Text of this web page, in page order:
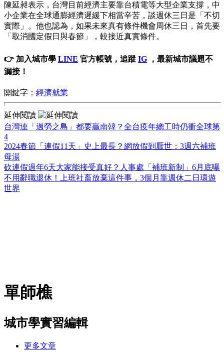
陳延昶表示，台灣目前經濟主要靠台積電等大型企業支撐，中
小企業在全球通膨經濟遲緩下相當辛苦，談週休三日是「不切
實際」。他也認為，如果未來真有條件機會周休三日，首先要
「取消國定假日與春節」，較接近真實條件。
👉 加入城市學 LINE 官方帳號，追蹤 IG ，最新城市議題不
漏接！
關鍵字： 經濟就業
延伸閱讀
台灣連「過勞之島」都要贏南韓？全台疫年總工時仍衝全球第
4
2024春節「連假11天」史上最長？網放假到厭世：3週六補班
母湯
砍連假過年6天大家能接受真好？人事處「補班新制」6月底曝
不用辭職退休！上班社畜放棄這件事，3個月靠週休二日環遊
世界
單師樵
城市學實習編輯
更多文章